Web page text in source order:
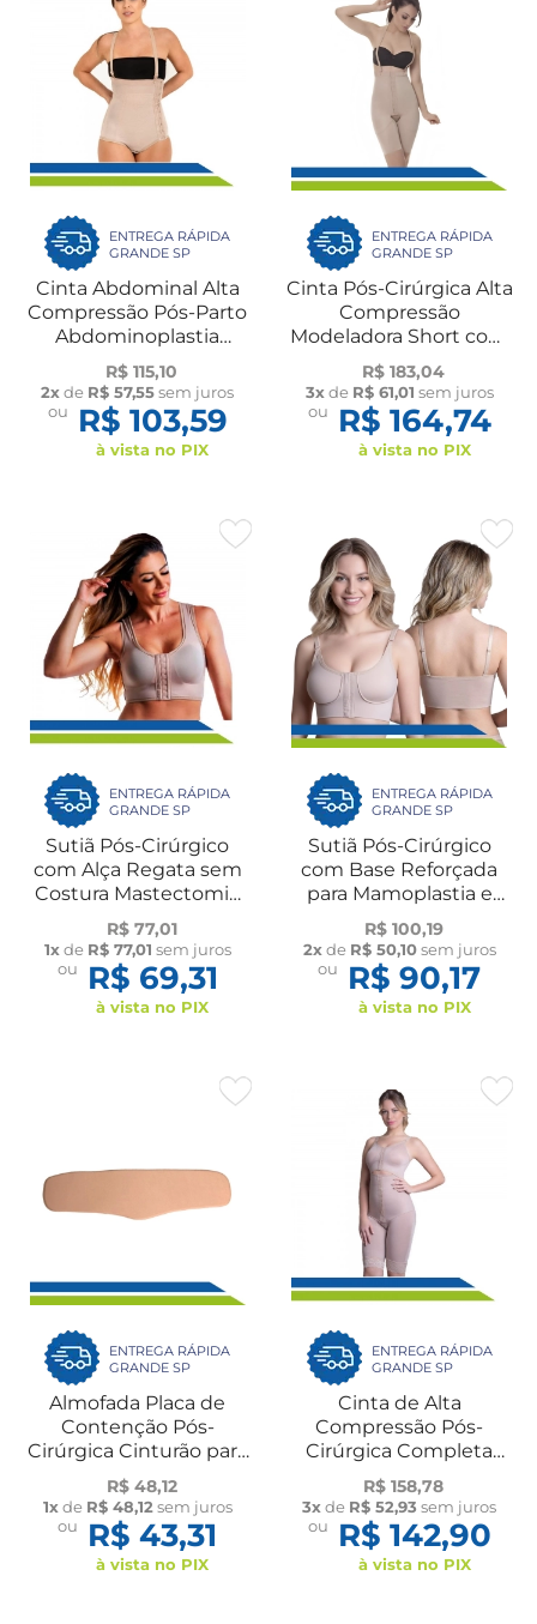
ENTREGA RÁPIDA
GRANDE SP
Cinta Abdominal Alta
Compressão Pós-Parto
Abdominoplastia
Compressora com
Fecho Lateral e Alça
Destacável Cód. 60608
New Form
R$ 115,10
2xde R$ 57,55sem juros
ou
R$ 103,59
à vista no PIX
ENTREGA RÁPIDA
GRANDE SP
Cinta Pós-Cirúrgica Alta
Compressão
Modeladora Short com
Suspensório, Colchetes
e Reforço no Culote
60437 New Form
R$ 183,04
3xde R$ 61,01 sem juros
ou
R$ 164,74
à vista no PIX
ENTREGA RÁPIDA
GRANDE SP
Sutiã Pós-Cirúrgico
com Alça Regata sem
Costura Mastectomia
Mamoplastia 60109
New Form
R$ 77,01
1xde R$ 77,01 sem juros
ou
R$ 69,31
à vista no PIX
ENTREGA RÁPIDA
GRANDE SP
Sutiã Pós-Cirúrgico
com Base Reforçada
para Mamoplastia e
Implante de Silicone
60103 New Form
R$ 100,19
2xde R$ 50,10sem juros
ou
R$ 90,17
à vista no PIX
ENTREGA RÁPIDA
GRANDE SP
Almofada Placa de
Contenção Pós-
Cirúrgica Cinturão para
Abdômen e Laterais
em Espuma New Form
R$ 48,12
1xde R$ 48,12sem juros
ou
R$ 43,31
à vista no PIX
ENTREGA RÁPIDA
GRANDE SP
Cinta de Alta
Compressão Pós-
Cirúrgica Completa
Subdividida
Lipoaspiração e
Abdominoplastia 60421
New Form
R$ 158,78
3xde R$ 52,93 sem juros
ou
R$ 142,90
à vista no PIX